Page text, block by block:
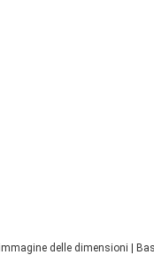
delle dimensioni |